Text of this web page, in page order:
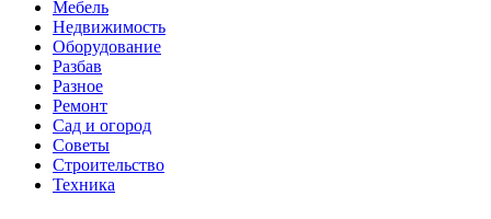
Мебель
Недвижимость
Оборудование
Разбав
Разное
Ремонт
Сад и огород
Советы
Строительство
Техника